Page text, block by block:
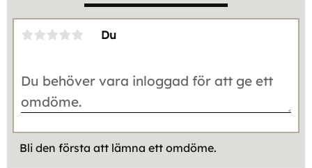
Du
Bli den första att lämna ett omdöme.